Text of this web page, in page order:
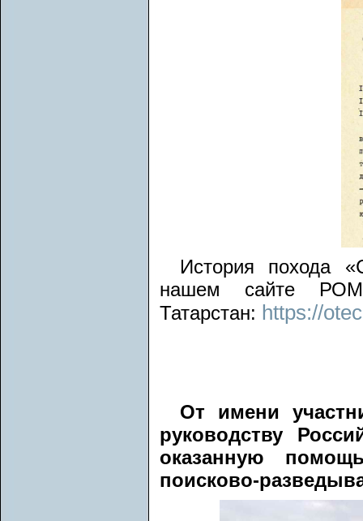
История похода
нашем сайте
Татарстан: https://
От имени
руководству
оказанную
поисково-